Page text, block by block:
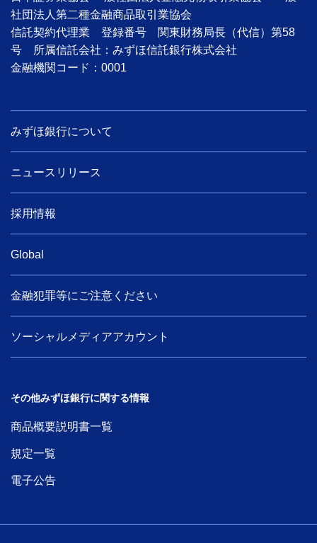
社団法人第二種金融商品取引業協会
信託契約代理業 登録番号 関東財務局長（代信）第58
号 所属信託会社：みずほ信託銀行株式会社
金融機関コード：0001
みずほ銀行について
ニュースリリース
採用情報
Global
金融犯罪等にご注意ください
ソーシャルメディアアカウント
その他みずほ銀行に関する情報
商品概要説明書一覧
規定一覧
電子公告